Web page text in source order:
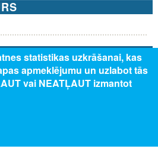
statistikas uzkrāšanai, kas
apmeklējumu un uzlabot tās
vai NEATĻAUT izmantot